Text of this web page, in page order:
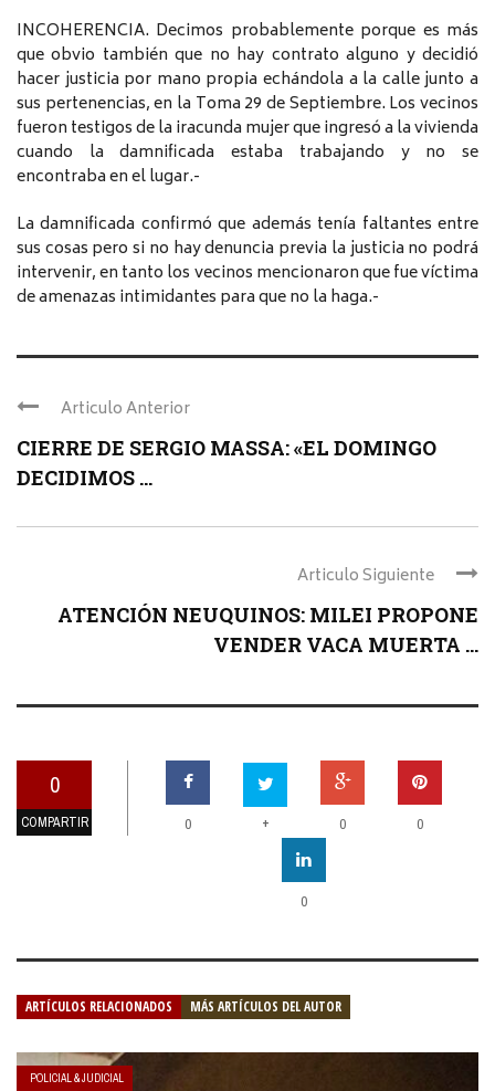
INCOHERENCIA. Decimos probablemente porque es más
que obvio también que no hay contrato alguno y decidió
hacer justicia por mano propia echándola a la calle junto a
sus pertenencias, en la Toma 29 de Septiembre. Los vecinos
fueron testigos de la iracunda mujer que ingresó a la vivienda
cuando la damnificada estaba trabajando y no se
encontraba en el lugar.-
La damnificada confirmó que además tenía faltantes entre
sus cosas pero si no hay denuncia previa la justicia no podrá
intervenir, en tanto los vecinos mencionaron que fue víctima
de amenazas intimidantes para que no la haga.-
Articulo Anterior
CIERRE DE SERGIO MASSA: «EL DOMINGO
DECIDIMOS ...
Articulo Siguiente
ATENCIÓN NEUQUINOS: MILEI PROPONE
VENDER VACA MUERTA ...
0
COMPARTIR 0 + 0 0
0
ARTÍCULOS RELACIONADOS MÁS ARTÍCULOS DEL AUTOR
POLICIAL & JUDICIAL